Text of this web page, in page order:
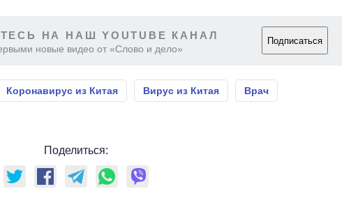
НА НАШ YOUTUBE КАНАЛ
новые видео от «Слово и дело»
Подписаться
Коронавирус из Китая Вирус из Китая Врач
Поделиться: